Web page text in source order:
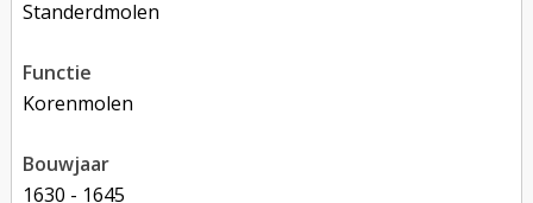
Standerdmolen
functie
korenmolen
bouwjaar
1630 - 1645